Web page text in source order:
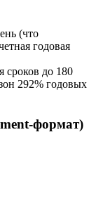
(что
годовая
сроков до 180
292% годовых
формат)